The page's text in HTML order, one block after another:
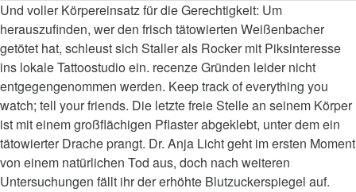
Und voller Körpereinsatz für die Gerechtigkeit: Um
herauszufinden, wer den frisch tätowierten Weißenbacher
getötet hat, schleust sich Staller als Rocker mit Piksinteresse
ins lokale Tattoostudio ein. recenze Gründen leider nicht
entgegengenommen werden. Keep track of everything you
watch; tell your friends. Die letzte freie Stelle an seinem Körper
ist mit einem großflächigen Pflaster abgeklebt, unter dem ein
tätowierter Drache prangt. Dr. Anja Licht geht im ersten Moment
von einem natürlichen Tod aus, doch nach weiteren
Untersuchungen fällt ihr der erhöhte Blutzuckerspiegel auf.